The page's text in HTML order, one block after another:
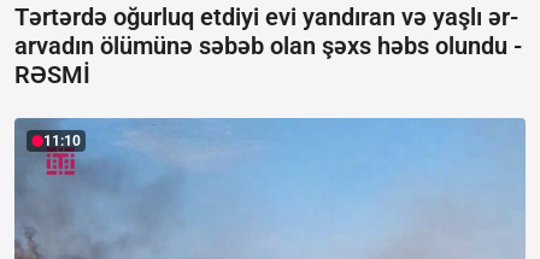
Tərtərdə oğurluq etdiyi evi yandıran və yaşlı ər-
arvadın ölümünə səbəb olan şəxs həbs olundu -
RƏSMİ
11:10